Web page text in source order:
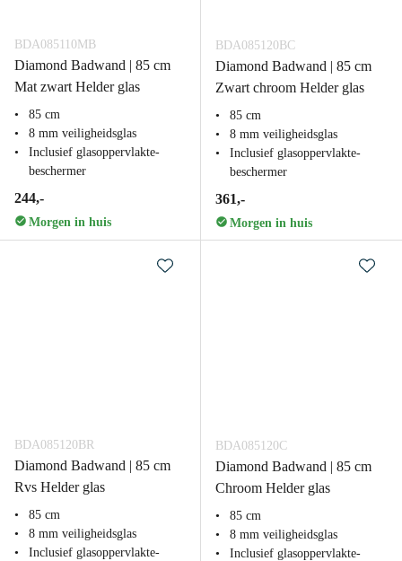
BDA085110MB
Diamond Badwand | 85 cm
Mat zwart Helder glas
85 cm
8 mm veiligheidsglas
Inclusief glasoppervlakte-
beschermer
244,-
Morgen in huis
BDA085120BC
Diamond Badwand | 85 cm
Zwart chroom Helder glas
85 cm
8 mm veiligheidsglas
Inclusief glasoppervlakte-
beschermer
361,-
Morgen in huis
BDA085120BR
Diamond Badwand | 85 cm
Rvs Helder glas
85 cm
8 mm veiligheidsglas
Inclusief glasoppervlakte-
BDA085120C
Diamond Badwand | 85 cm
Chroom Helder glas
85 cm
8 mm veiligheidsglas
Inclusief glasoppervlakte-